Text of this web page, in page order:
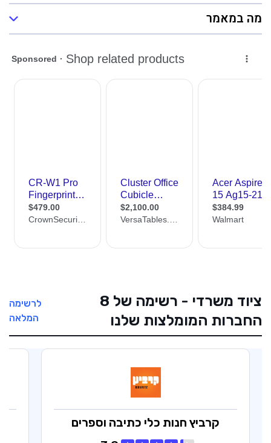
מה במאמר
ציוד משרדי - רשימה של 8
החברות המומלצות שלנו
לרשימה
המלאה
קרביץ חנות כלי כתיבה וספרים